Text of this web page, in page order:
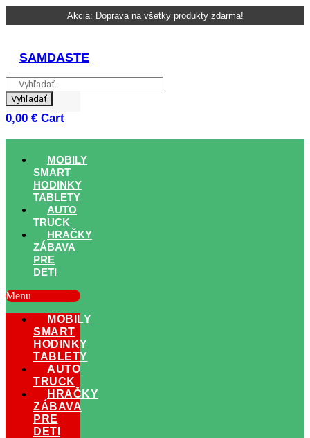
to
Akcia: Doprava na všetky produkty zdarma!
SAMDASTE
Vyhľadať
0,00 € Cart
MOBILY
SMART
HODINKY
TABLETY
AUTO
TRUCK
HRAČKY
ZÁBAVA
PRE
DETI
Menu
MOBILY
SMART
HODINKY
TABLETY
AUTO
TRUCK
HRAČKY
ZÁBAVA
PRE
DETI